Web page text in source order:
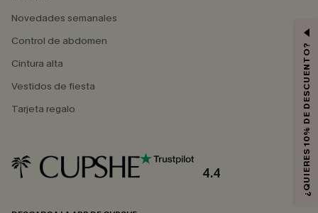
Novedades semanales
Control de abdomen
Cintura alta
Vestidos de fiesta
Tarjeta regalo
4.4 ¿QUIERES 10% DE DESCUENTO?